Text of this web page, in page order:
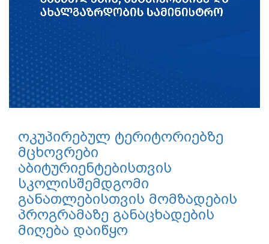
ოკუპირებულ ტერიტორიებზე
მცხოვრები
აბიტურიენტებისთვის
სკოლისშემდგომი
განათლებისთვის მომზადების
პროგრამაზე განაცხადების
მიღება დაიწყო